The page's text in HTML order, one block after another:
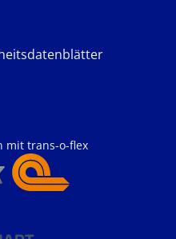
mit trans-o-flex